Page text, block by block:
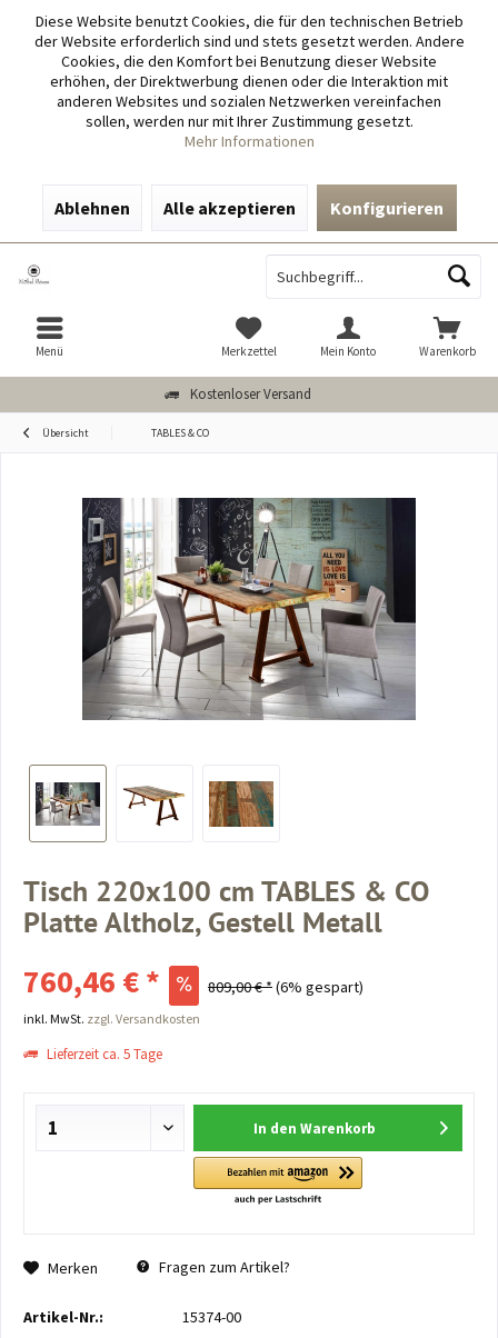
Diese Website benutzt Cookies, die für den technischen Betrieb
der Website erforderlich sind und stets gesetzt werden. Andere
Cookies, die den Komfort bei Benutzung dieser Website
erhöhen, der Direktwerbung dienen oder die Interaktion mit
anderen Websites und sozialen Netzwerken vereinfachen
sollen, werden nur mit Ihrer Zustimmung gesetzt.
Mehr Informationen
Ablehnen Alle akzeptieren Konfigurieren
Kostenloser Versand
Menü Warenkorb
Merkzettel Mein Konto
Übersicht TABLES & CO
Tisch 220x100 cm TABLES & CO
Platte Altholz, Gestell Metall
760,46 € * 809,00 € *(6% gespart)
inkl. MwSt. zzgl. Versandkosten
Lieferzeit ca. 5 Tage
In den Warenkorb
Merken Fragen zum Artikel?
Artikel-Nr.: 15374-00